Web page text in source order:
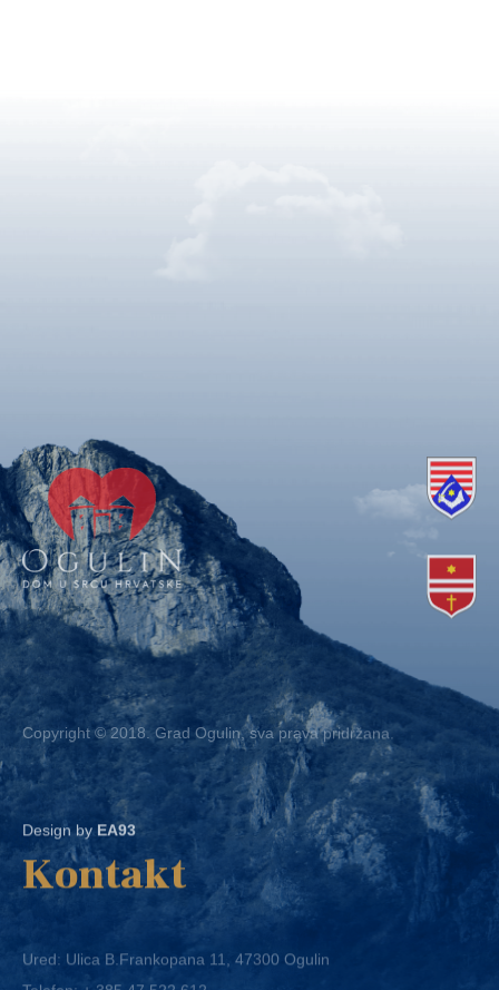
Copyright © 2018. Grad Ogulin, sva prava pridržana.
Design byEA93
Kontakt
Ured: Ulica B.Frankopana 11, 47300 Ogulin
Telefon:+ 385 47 522 612